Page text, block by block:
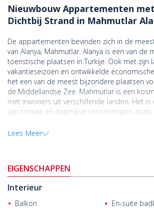
Nieuwbouw Appartementen
Dichtbij Strand in Mahmutlar
De appartementen bevinden zich in de
van Alanya, Mahmutlar. Alanya is een van de
toeristische plaatsen in Turkije. Ook met zijn
vakantieseizoen en ontwikkelde
het een van de meest bijzondere plaatsen
de Middellandse Zee. Mahmutlar is een
met inwoners uit verschillende landen. Het
van sociale en dagelijkse voorzieningen
stranden en winkelcentra. Mahmutlar is een
Stijlvolle appartementen zijn gelegen op
voorzieningen en het strand. Ze liggen ook
districtscentrum van Alanya, op 25 km van de
Gazipasa en op 125 km van de luchthaven
Lees Meer
EIGENSCHAPPEN
Interieur
Balkon
En-suite